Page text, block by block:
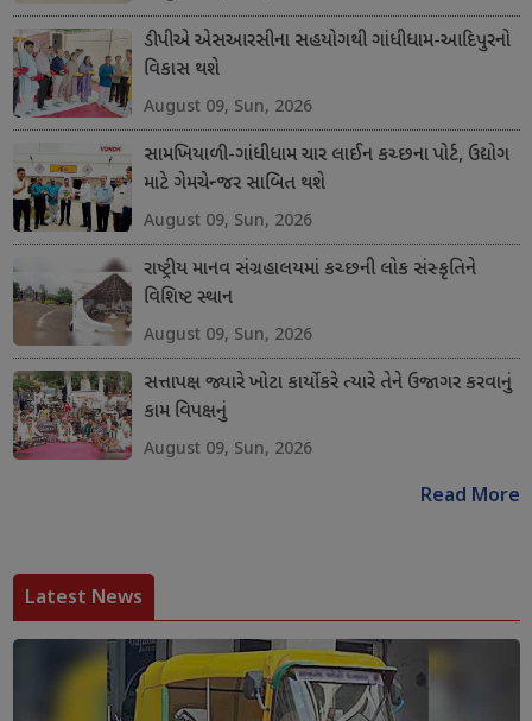
ડીપીએ એસઆરસીના સહયોગથી ગાંધીધામ-આદિપુરનો
વિકાસ થશે
August 09, Sun, 2026
સામખિયાળી-ગાંધીધામ ચાર લાઈન કચ્છના પોર્ટ, ઉદ્યોગ
માટે ગેમચેન્જર સાબિત થશે
August 09, Sun, 2026
રાષ્ટ્રીય માનવ સંગ્રહાલયમાં કચ્છની લોક સંસ્કૃતિને
વિશિષ્ટ સ્થાન
August 09, Sun, 2026
સત્તાપક્ષ જ્યારે ખોટા કાર્યો કરે ત્યારે તેને ઉજાગર કરવાનું
કામ વિપક્ષનું
August 09, Sun, 2026
Read More
Latest News